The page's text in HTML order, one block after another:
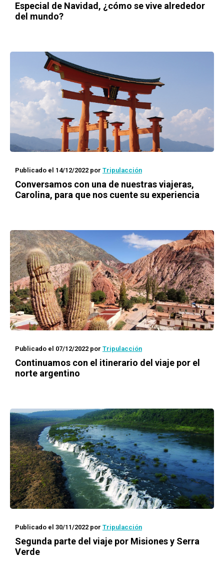
Especial de Navidad, ¿cómo se vive alrededor
del mundo?
Publicado el 14/12/2022 por Tripulacción
Conversamos con una de nuestras viajeras,
Carolina, para que nos cuente su experiencia
Publicado el 07/12/2022 por Tripulacción
Continuamos con el itinerario del viaje por el
norte argentino
Publicado el 30/11/2022 por Tripulacción
Segunda parte del viaje por Misiones y Serra
Verde